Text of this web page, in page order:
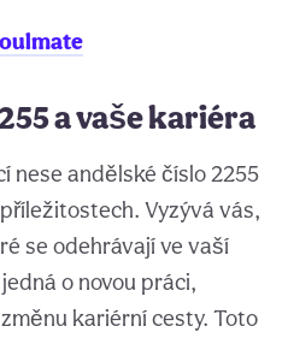
a vaše kariéra
nese andělské číslo 2255
Vyzývá vás,
se odehrávají ve vaší
o novou práci,
kariérní cesty. Toto